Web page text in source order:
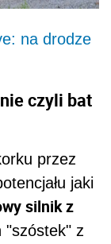
na drodze
czyli bat
przez
jaki
silnik z
"szóstek" z